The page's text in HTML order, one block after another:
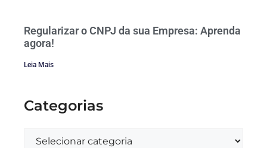
Regularizar o CNPJ da sua Empresa: Aprenda
agora!
Leia Mais
Categorias